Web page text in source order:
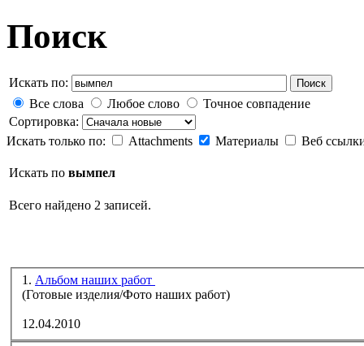
Поиск
Искать по: Поиск
Все слова Любое слово
Точное совпадение
Сортировка:
Искать только по:
Attachments Материалы Веб
Искать по вымпел
Всего найдено 2 записей.
1. Альбом наших работ
(Готовые изделия/Фото наших работ)
12.04.2010